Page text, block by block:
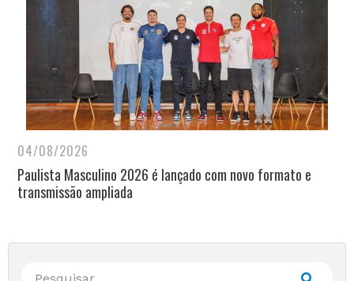
04/08/2026
Paulista Masculino 2026 é lançado com novo formato e
transmissão ampliada